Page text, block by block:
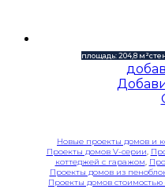
площадь: 204,8 м²
Новые проекты домов и
Проекты домов V-серии,
коттеджей с гаражом,
Проекты домов из
Проекты домов стоимостью